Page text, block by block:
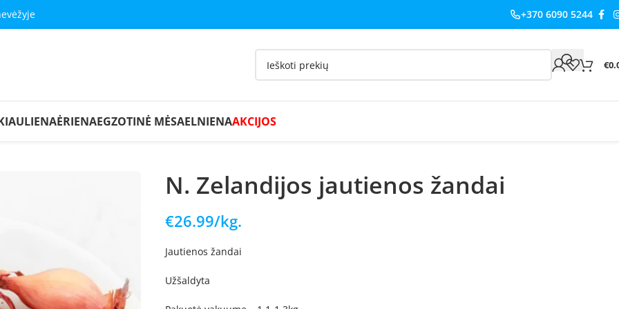
+370 6090 5244
€
ĖRIENAEGZOTINĖ MĖSAELNIENAAKCIJOS
N. Zelandijos jautienos žandai
€26.99/kg.
Jautienos žandai
Užšaldyta